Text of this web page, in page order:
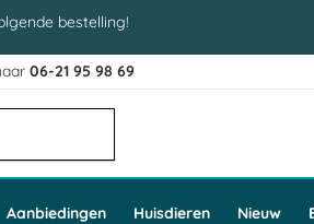
bestelling!
06-21 95 98 69
Aanbiedingen Huisdieren Nieuw